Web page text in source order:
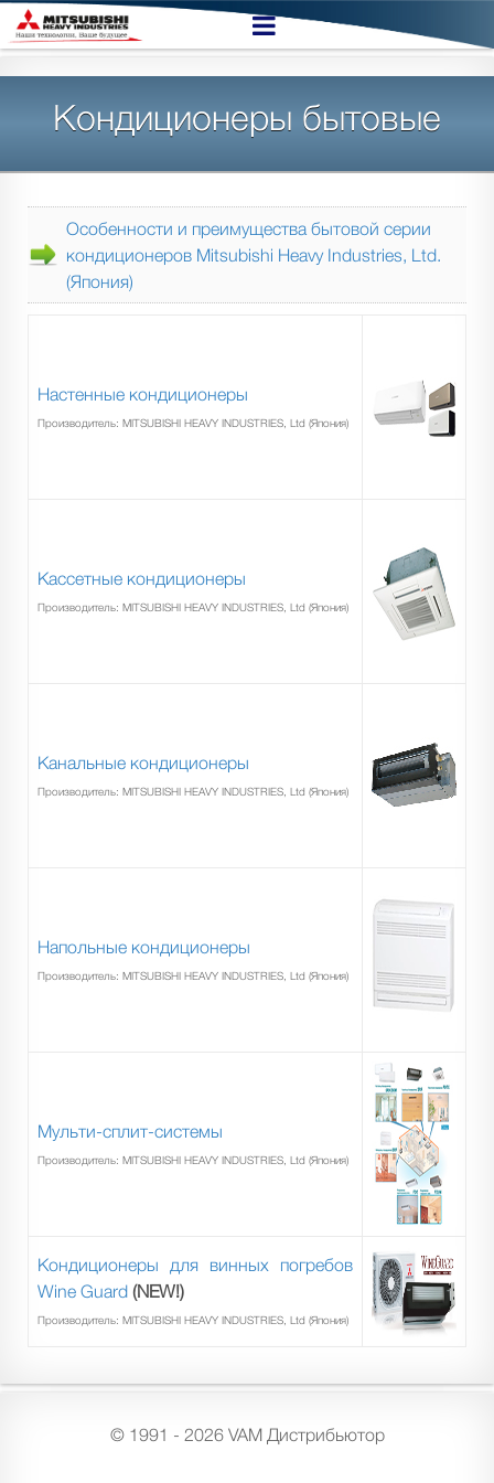
Кондиционеры бытовые
Особенности и преимущества бытовой серии
кондиционеров Mitsubishi Heavy Industries, Ltd.
(Япония)
Настенные кондиционеры
Производитель: MITSUBISHI HEAVY INDUSTRIES, Ltd (Япония)
Кассетные кондиционеры
Производитель: MITSUBISHI HEAVY INDUSTRIES, Ltd (Япония)
Канальные кондиционеры
Производитель: MITSUBISHI HEAVY INDUSTRIES, Ltd (Япония)
Напольные кондиционеры
Производитель: MITSUBISHI HEAVY INDUSTRIES, Ltd (Япония)
Мульти-сплит-системы
Производитель: MITSUBISHI HEAVY INDUSTRIES, Ltd (Япония)
Кондиционеры для винных погребов
Wine Guard (NEW!)
Производитель: MITSUBISHI HEAVY INDUSTRIES, Ltd (Япония)
© 1991 - 2026 VAM Дистрибьютор